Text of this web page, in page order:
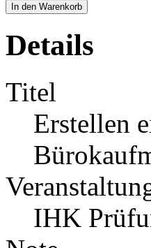
In den Warenkorb
Details
Titel
Erstellen
IHK